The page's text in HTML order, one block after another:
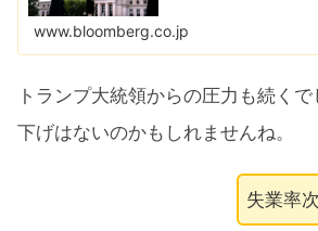
www.bloomberg.co.jp
トランプ大統領からの圧力も続く
下げはないのかもしれませんね。
失業率